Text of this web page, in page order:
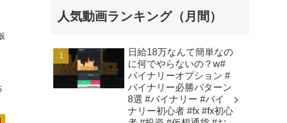
人気動画ランキング（月間）
日給18万なんて簡単なの
に何でやらないの？w#
バイナリーオプション #
バイナリー必勝パターン
8選 #バイナリー #バイ
ナリー初心者 #fx #fx初心